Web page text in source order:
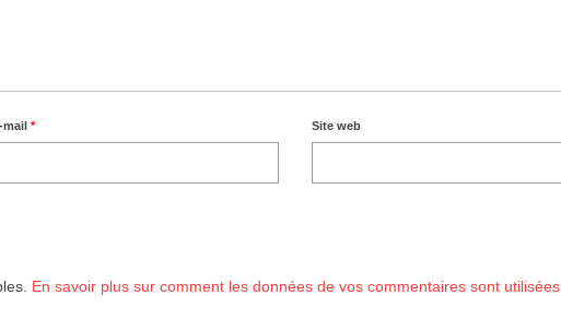
mail* Site web
En savoir plus sur comment les données de vos commentaires sont utilisées